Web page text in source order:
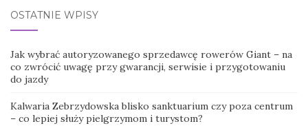
OSTATNIE WPISY
Jak wybrać autoryzowanego sprzedawcę rowerów Giant – na
co zwrócić uwagę przy gwarancji, serwisie i przygotowaniu
do jazdy
Kalwaria Zebrzydowska blisko sanktuarium czy poza centrum
– co lepiej służy pielgrzymom i turystom?